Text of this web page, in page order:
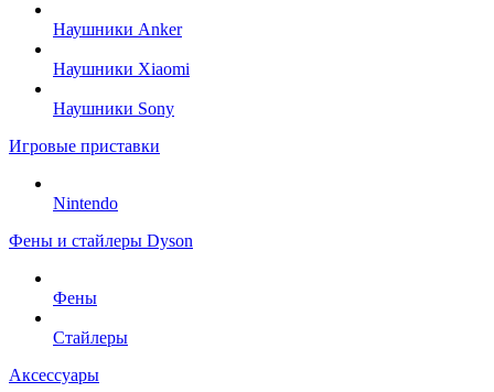
Наушники Anker
Наушники Xiaomi
Наушники Sony
Игровые приставки
Nintendo
Фены и стайлеры Dyson
Фены
Стайлеры
Аксессуары